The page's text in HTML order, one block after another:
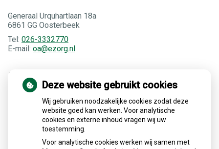
Medische encyclopedie
Alles over medicijnen
Betrouwbare informatie van de apotheker
Apotheek.nl
Generaal Urquhartlaan 18a
6861 GG Oosterbeek
Tel: 026-3332770
E-mail: oa@ezorg.nl
Deze website gebruikt cookies
Wij gebruiken noodzakelijke cookies zodat deze
website goed kan werken. Voor analytische
cookies en externe inhoud vragen wij uw
toestemming.
Voor analytische cookies werken wij samen met